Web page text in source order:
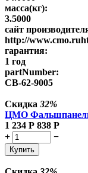
масса(кг):
3.5000
сайт
http://
гарантия:
1 год
partNumber:
СВ-62-9005
Скидка 32%
ЦМО
1 234 Р 838 Р
+
−
Купить